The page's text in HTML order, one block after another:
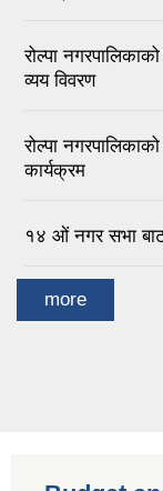
रोल्पा
व्यय विवरण
रोल्पा
कार्यक्रम
१४ ओं नगर सभा
more